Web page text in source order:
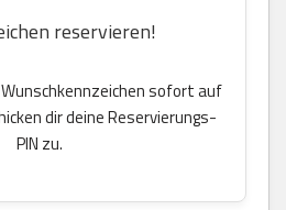
reservieren!
sofort auf
dir deine Reservierungs-
PIN zu.